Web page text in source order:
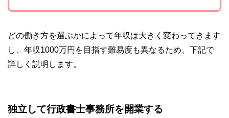
どの働き方を選ぶかによって年収は大きく変わってきます
し、年収1000万円を目指す難易度も異なるため、下記で
詳しく説明します。
独立して行政書士事務所を開業する